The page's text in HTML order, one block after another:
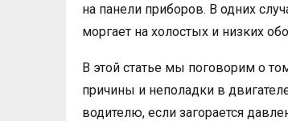
на панели приборов. В одних
моргает на холостых и низких
В этой статье мы поговорим о
причины и неполадки в
водителю, если загорается